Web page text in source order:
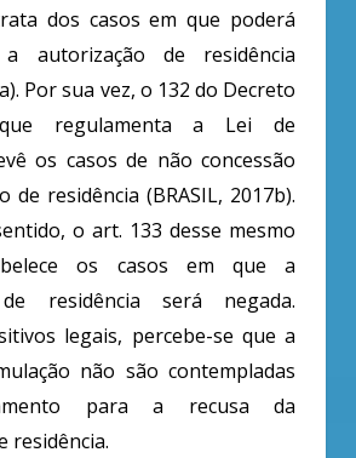
dos casos em que poderá
autorização de residência
Por sua vez, o 132 do Decreto
que regulamenta a Lei de
os casos de não concessão
de residência (BRASIL, 2017b).
o art. 133 desse mesmo
os casos em que a
residência será negada.
legais, percebe-se que a
não são contempladas
para a recusa da
residência.